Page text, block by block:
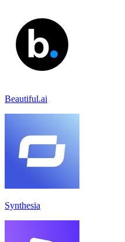
Beautiful.ai
Synthesia